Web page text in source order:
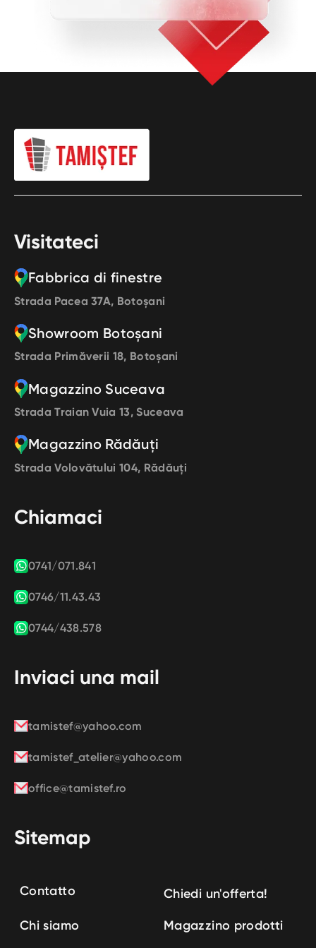
Visitateci
Fabbrica di finestre
Strada Pacea 37A, Botoșani
Showroom Botoșani
Strada Primăverii 18, Botoșani
Magazzino Suceava
Strada Traian Vuia 13, Suceava
Magazzino Rădăuți
Strada Volovătului 104, Rădăuți
Chiamaci
0741/071.841
0746/11.43.43
0744/438.578
Inviaci una mail
tamistef@yahoo.com
tamistef_atelier@yahoo.com
office@tamistef.ro
Sitemap
Contatto Chiedi un'offerta!
Chi siamo Magazzino prodotti